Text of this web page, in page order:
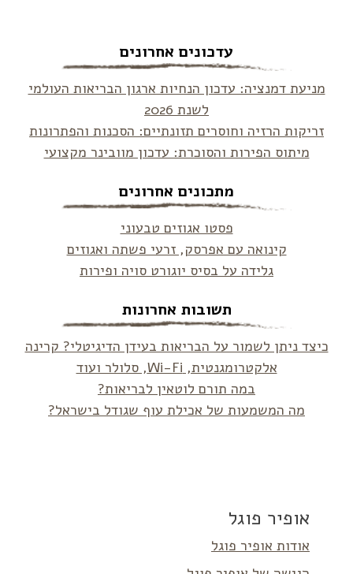
עדכונים אחרונים
מניעת דמנציה: עדכון הנחיות ארגון הבריאות העולמי
לשנת 2026
זריקות הרזיה וחוסרים תזונתיים: הסכנות והפתרונות
מיתוס הפירות והסוכרת: עדכון מוובינר מקצועי
מתכונים אחרונים
פסטו אגוזים טבעוני
קינואה עם אפרסק, זרעי פשתה ואגוזים
גלידה על בסיס יוגורט סויה ופירות
תשובות אחרונות
כיצד ניתן לשמור על הבריאות בעידן הדיגיטלי? קרינה
אלקטרומגנטית, Wi-Fi, סלולר ועוד
במה תורם לוטאין לבריאות?
מה המשמעות של אכילת עוף שגודל בישראל?
אופיר פוגל
אודות אופיר פוגל